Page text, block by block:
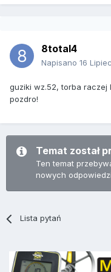
8total4
Napisano 16
guziki wz.52, torba raczej
pozdro!
Temat został
Ten temat
nowych
Lista pytań